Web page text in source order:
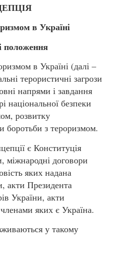
в Україні
положення
в Україні (далі –
терористичні загрози
напрями і завдання
національної безпеки
розвитку
боротьби з тероризмом.
є Конституція
міжнародні договори
яких надана
акти Президента
України, акти
яких є Україна.
у такому